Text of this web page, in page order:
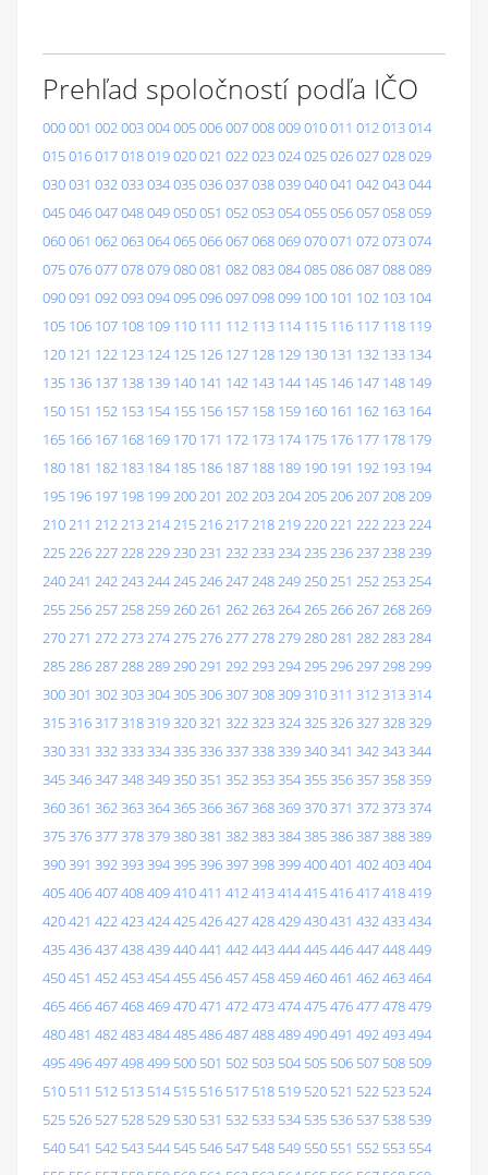
Prehľad spoločností podľa IČO
000001 002003004005006007008009010011 012013014
015016017018019020021 022023024025026027028029
030031 032033034035036037038039040041 042043044
045046047048049050051 052053054055056057058059
060061 062063064065066067068069070071 072073074
075076077078079080081 082083084085086087088089
090091 092093094095096097098099 100 101 102 103 104
105 106 107 108 109 110 111 112 113 114 115 116 117 118 119
120 121 122 123 124 125 126 127 128 129 130 131 132 133 134
135 136 137 138 139 140 141 142 143 144 145 146 147 148 149
150 151 152 153 154 155 156 157 158 159 160 161 162 163 164
165 166 167 168 169 170 171 172 173 174 175 176 177 178 179
180 181 182 183 184 185 186 187 188 189 190 191 192 193 194
195 196 197 198 199200201 202203204205206207208209
210211 212213214215216217218219220221 222223224
225226227228229230231 232233234235236237238239
240241 242243244245246247248249250251 252253254
255256257258259260261 262263264265266267268269
270271 272273274275276277278279280281 282283284
285286287288289290291 292293294295296297298299
300301 302303304305306307308309310311 312313314
315316317318319320321 322323324325326327328329
330331 332333334335336337338339340341 342343344
345346347348349350351 352353354355356357358359
360361 362363364365366367368369370371 372373374
375376377378379380381 382383384385386387388389
390391 392393394395396397398399400401 402403404
405406407408409410411 412413414415416417418419
420421 422423424425426427428429430431 432433434
435436437438439440441 442443444445446447448449
450451 452453454455456457458459460461 462463464
465466467468469470471 472473474475476477478479
480481 482483484485486487488489490491 492493494
495496497498499 500 501 502 503 504 505 506 507 508 509
510 511 512 513 514 515 516 517 518 519 520 521 522 523 524
525 526 527 528 529 530 531 532 533 534 535 536 537 538 539
540 541 542 543 544 545 546 547 548 549 550 551 552 553 554